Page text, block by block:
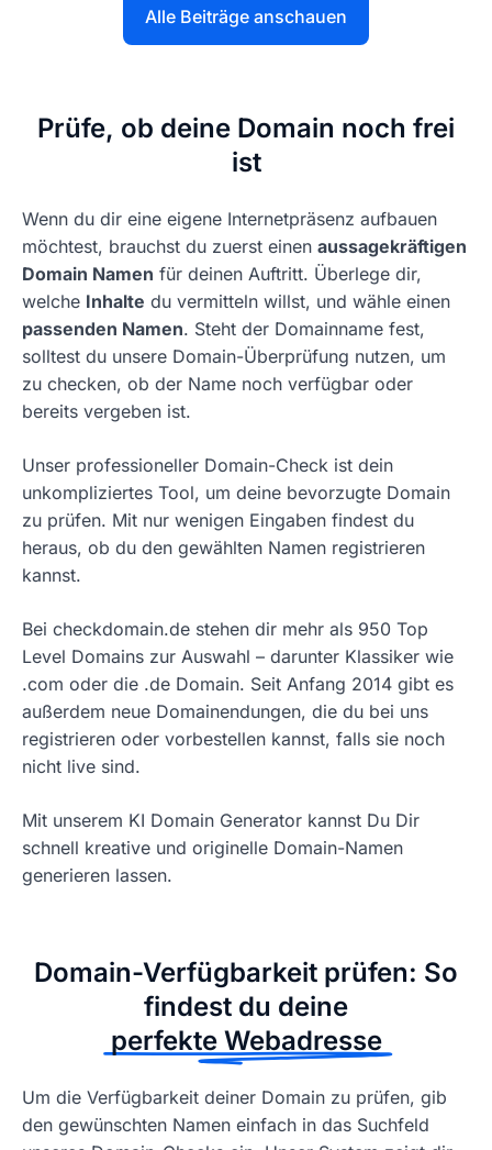
Alle Beiträge anschauen
Prüfe, ob deine Domain noch frei
ist
Wenn du dir eine eigene Internetpräsenz aufbauen
möchtest, brauchst du zuerst einen aussagekräftigen
Domain Namen für deinen Auftritt. Überlege dir,
welche Inhalte du vermitteln willst, und wähle einen
passenden Namen. Steht der Domainname fest,
solltest du unsere Domain-Überprüfung nutzen, um
zu checken, ob der Name noch verfügbar oder
bereits vergeben ist.
Unser professioneller Domain-Check ist dein
unkompliziertes Tool, um deine bevorzugte Domain
zu prüfen. Mit nur wenigen Eingaben findest du
heraus, ob du den gewählten Namen registrieren
kannst.
Bei checkdomain.de stehen dir mehr als 950 Top
Level Domains zur Auswahl – darunter Klassiker wie
.com oder die .de Domain. Seit Anfang 2014 gibt es
außerdem neue Domainendungen, die du bei uns
registrieren oder vorbestellen kannst, falls sie noch
nicht live sind.
Mit unserem KI Domain Generator kannst Du Dir
schnell kreative und originelle Domain-Namen
generieren lassen.
Domain-Verfügbarkeit prüfen: So
findest du deine
perfekte Webadresse
Um die Verfügbarkeit deiner Domain zu prüfen, gib
den gewünschten Namen einfach in das Suchfeld